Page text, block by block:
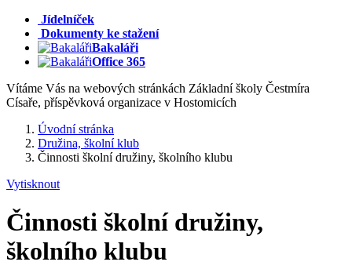
Jídelníček
Dokumenty ke stažení
Bakaláři
Office 365
Vítáme Vás na webových stránkách Základní školy Čestmíra
Císaře, příspěvková organizace v Hostomicích
Úvodní stránka
Družina, školní klub
Činnosti školní družiny, školního klubu
Vytisknout
Činnosti školní družiny,
školního klubu